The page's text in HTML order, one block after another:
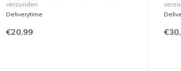
verzonden.
Deliverytime
€20,99